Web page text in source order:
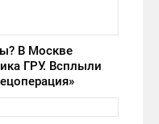
В Москве
ГРУ. Всплыли